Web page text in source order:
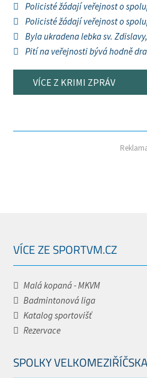
Policisté žádají veřejnost o
Policisté žádají veřejnost o
Byla ukradena lebka sv.
Pití na veřejnosti bývá hodně
VÍCE Z KRIMI ZPRÁV
VÍCE ZE SPORTVM.CZ
Malá kopaná - MKVM
Badmintonová liga
Katalog sportovišť
Rezervace
SPOLKY VELKOMEZIŘÍČSKA